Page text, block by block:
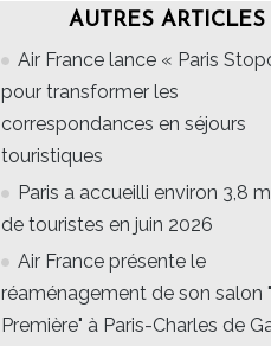
AUTRES ARTICLES
Air France lance « Paris
pour transformer les
correspondances en séjours
touristiques
Paris a accueilli environ 3,8
de touristes en juin 2026
Air France présente le
réaménagement de son salon
Première" à Paris-Charles de